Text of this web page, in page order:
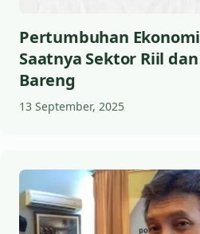
Pertumbuhan
Saatnya Sektor Riil
Bareng
13 September, 2025